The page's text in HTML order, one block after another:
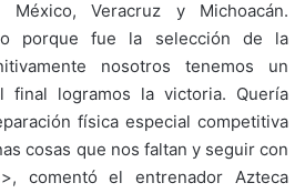
Veracruz y Michoacán.
porque fue la selección de la
nosotros tenemos un
final logramos la victoria. Quería
física especial competitiva
cosas que nos faltan y seguir con
comentó el entrenador Azteca